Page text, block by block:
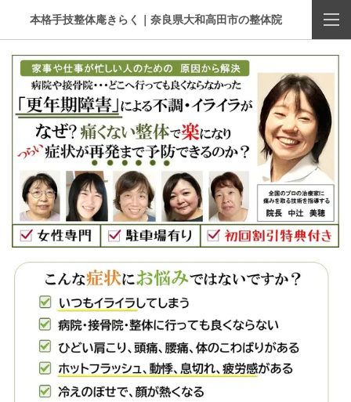
本格手技整体庵きらく｜奈良県大和高田市の整体院